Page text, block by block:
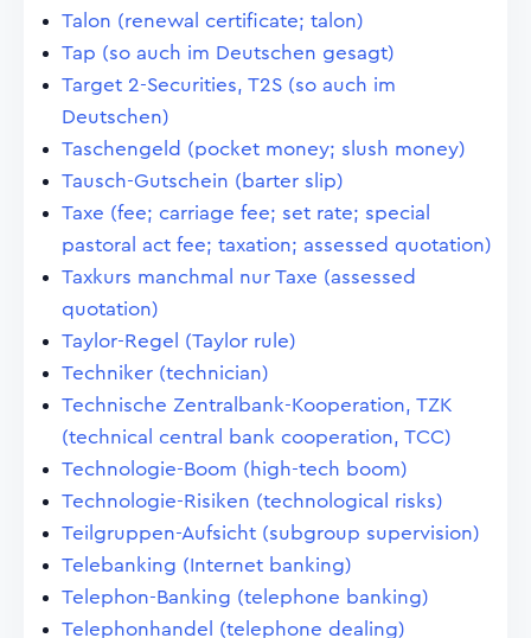
Talon (renewal certificate; talon)
Tap (so auch im Deutschen gesagt)
Target 2-Securities, T2S (so auch im
Deutschen)
Taschengeld (pocket money; slush money)
Tausch-Gutschein (barter slip)
Taxe (fee; carriage fee; set rate; special
pastoral act fee; taxation; assessed quotation)
Taxkurs manchmal nur Taxe (assessed
quotation)
Taylor-Regel (Taylor rule)
Techniker (technician)
Technische Zentralbank-Kooperation, TZK
(technical central bank cooperation, TCC)
Technologie-Boom (high-tech boom)
Technologie-Risiken (technological risks)
Teilgruppen-Aufsicht (subgroup supervision)
Telebanking (Internet banking)
Telephon-Banking (telephone banking)
Telephonhandel (telephone dealing)